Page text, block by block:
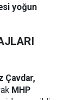
yoğun
Çavdar,
MHP